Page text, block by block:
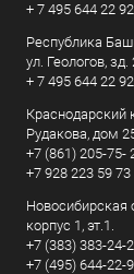
+ 7 495 644 22 92
Республика
ул. Геологов, зд.
+ 7 495 644 22 92
Краснодарский
Рудакова, дом
+7 (861) 205-75-
+7 928 223 59 73
Новосибирская
корпус 1, эт.1.
+7 (383) 383-24-
+7 (495) 644-22-